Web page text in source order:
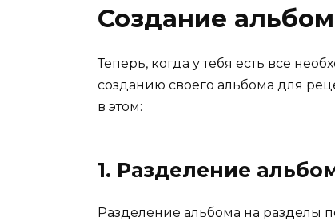
Создание
Теперь, когда у тебя есть все
созданию своего альбома для
в этом:
1. Разделение
Разделение альбома на разделы